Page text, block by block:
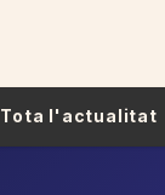
Tota l'actualitat